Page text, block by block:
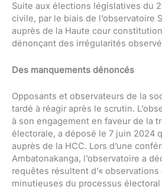
Suite aux élections législatives du
civile, par le biais de l’observatoire
auprès de la Haute cour
dénonçant des irrégularités
Des manquements dénoncés
Opposants et observateurs de la
tardé à réagir après le scrutin.
à son engagement en faveur de la
électorale, a déposé le 7 juin 2024
auprès de la HCC. Lors d’une
Ambatonakanga, l’observatoire a
requêtes résultent d’« observations
minutieuses du processus électoral